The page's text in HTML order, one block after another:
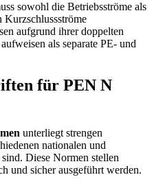
sowohl die Betriebsströme als
Kurzschlussströme
aufgrund ihrer doppelten
als separate PE- und
für PEN N
unterliegt strengen
nationalen und
Diese Normen stellen
und sicher ausgeführt werden.